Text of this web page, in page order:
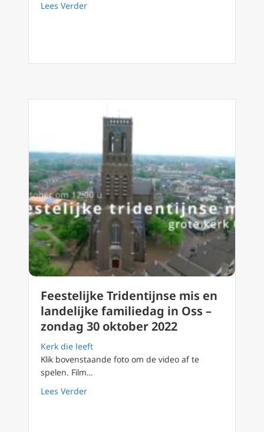
Lees Verderabout AMI presenteert Catholic Militairy
Feestelijke Tridentijnse mis en
landelijke familiedag in Oss –
zondag 30 oktober 2022
Kerk die leeft
Klik bovenstaande foto om de video af te
spelen. Film…
Lees Verderabout Feestelijke Tridentijnse mis en